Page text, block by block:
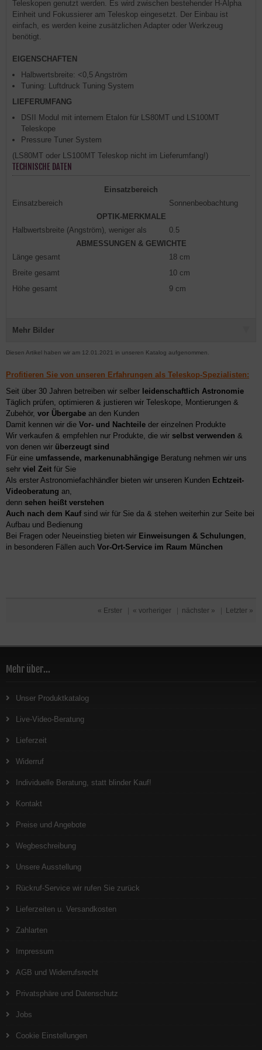
Teleskopen genutzt werden. Es wird zwischen bestehender H-Alpha
Einheit und Fokussierer am Teleskop eingesetzt. Der Einbau ist
einfach, es werden keine zusätzlichen Adapter oder Werkzeug
benötigt.
EIGENSCHAFTEN
Halbwertsbreite: <0,5 Angström
Tuning: Luftdruck Tuning System
LIEFERUMFANG
DSII Modul mit internem Etalon für LS80MT und LS100MT
Teleskope
Pressure Tuner System
(LS80MT oder LS100MT Teleskop nicht im Lieferumfang!)
TECHNISCHE DATEN
Einsatzbereich
Einsatzbereich
Sonnenbeobachtung
OPTIK-MERKMALE
Halbwertsbreite (Angström), weniger als
0.5
ABMESSUNGEN & GEWICHTE
Länge gesamt
18 cm
Breite gesamt
10 cm
Höhe gesamt
9 cm
Mehr Bilder
Diesen Artikel haben wir am 12.01.2021 in unseren Katalog aufgenommen.
Profitieren Sie von unseren Erfahrungen als Teleskop-Spezialisten:
Seit über 30 Jahren betreiben wir selber leidenschaftlich Astronomie
Täglich prüfen, optimieren & justieren wir Teleskope, Montierungen &
Zubehör, vor Übergabe an den Kunden
Damit kennen wir die Vor- und Nachteile der einzelnen Produkte
Wir verkaufen & empfehlen nur Produkte, die wir selbst verwenden &
von denen wir überzeugt sind
Für eine umfassende, markenunabhängige Beratung nehmen wir uns
sehr viel Zeit für Sie
Als erster Astronomiefachhändler bieten wir unseren Kunden Echtzeit-
Videoberatung an,
denn sehen heißt verstehen
Auch nach dem Kaufsind wir für Sie da & stehen weiterhin zur Seite bei
Aufbau und Bedienung
Bei Fragen oder Neueinstieg bieten wir Einweisungen & Schulungen,
in besonderen Fällen auch Vor-Ort-Service im Raum München
« Erster « vorheriger nächster » Letzter »
Mehr über...
Unser Produktkatalog
Live-Video-Beratung
Lieferzeit
Widerruf
Individuelle Beratung, statt blinder Kauf!
Kontakt
Preise und Angebote
Wegbeschreibung
Unsere Ausstellung
Rückruf-Service wir rufen Sie zurück
Lieferzeiten u. Versandkosten
Zahlarten
Impressum
AGB und Widerrufsrecht
Privatsphäre und Datenschutz
Jobs
Cookie Einstellungen